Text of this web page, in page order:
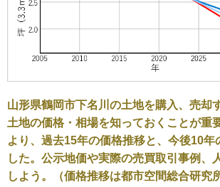
山形県鶴岡市下名川の土地を購入、売却
土地の価格・相場を知っておくことが重
より、過去15年の価格推移と、今後10年
した。公示地価や実際の売買取引事例、
しよう。（価格推移は都市空間総合研究